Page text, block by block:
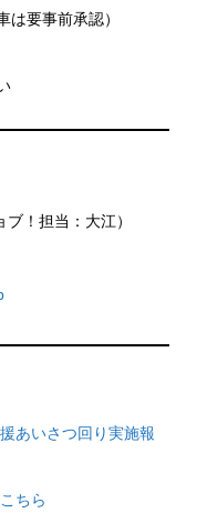
は要事前承認）
！担当：大江）
あいさつ回り実施報
ちら